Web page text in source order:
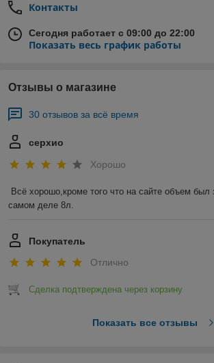
Контакты
Сегодня работает с 09:00 до 22:00
Показать весь график работы
Отзывы о магазине
30 отзывов за всё время
серхио
Хорошо
Всё хорошо,кроме того что на сайте объем был
самом деле 8л.
Покупатель
Отлично
Сделка подтверждена через корзину
Показать все отзывы